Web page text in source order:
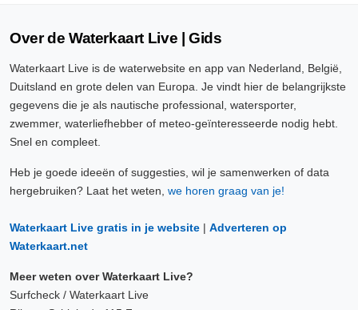
Over de Waterkaart Live | Gids
Waterkaart Live is de waterwebsite en app van Nederland, België,
Duitsland en grote delen van Europa. Je vindt hier de belangrijkste
gegevens die je als nautische professional, watersporter,
zwemmer, waterliefhebber of meteo-geïnteresseerde nodig hebt.
Snel en compleet.
Heb je goede ideeën of suggesties, wil je samenwerken of data
hergebruiken? Laat het weten, we horen graag van je!
Waterkaart Live gratis in je website | Adverteren op
Waterkaart.net
Meer weten over Waterkaart Live?
Surfcheck / Waterkaart Live